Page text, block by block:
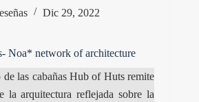
Dic 29, 2022
Noa* network of architecture
de las cabañasHub of Huts remite
la arquitectura reflejada sobre la